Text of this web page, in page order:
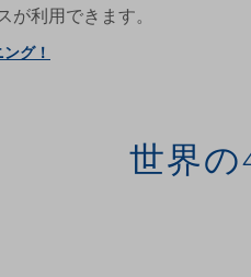
が利用できます。
グ！
世界